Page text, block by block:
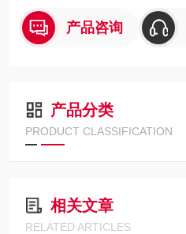
产品咨询
产品分类
PRODUCT CLASSIFICATION
相关文章
RELATED ARTICLES